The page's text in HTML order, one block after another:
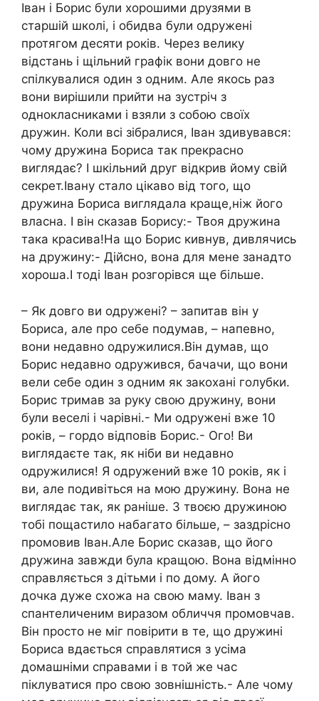
Іван і Борис були хорошими друзями в
старшій школі, і обидва були одружені
протягом десяти років. Через велику
відстань і щільний графік вони довго не
спілкувалися один з одним. Але якось раз
вони вирішили прийти на зустріч з
однокласниками і взяли з собою своїх
дружин. Коли всі зібралися, Іван здивувався:
чому дружина Бориса так прекрасно
виглядає? І шкільний друг відкрив йому свій
секрет.Івану стало цікаво від того, що
дружина Бориса виглядала краще,ніж його
власна. І він сказав Борису:- Твоя дружина
така красива!На що Борис кивнув, дивлячись
на дружину:- Дійсно, вона для мене занадто
хороша.І тоді Іван розгорівся ще більше.
– Як довго ви одружені? – запитав він у
Бориса, але про себе подумав, – напевно,
вони недавно одружилися.Він думав, що
Борис недавно одружився, бачачи, що вони
вели себе один з одним як закохані голубки.
Борис тримав за руку свою дружину, вони
були веселі і чарівні.- Ми одружені вже 10
років, – гордо відповів Борис.- Ого! Ви
виглядаєте так, як ніби ви недавно
одружилися! Я одружений вже 10 років, як і
ви, але подивіться на мою дружину. Вона не
виглядає так, як раніше. З твоєю дружиною
тобі пощастило набагато більше, – заздрісно
промовив Іван.Але Борис сказав, що його
дружина завжди була кращою. Вона відмінно
справляється з дітьми і по дому. A його
дочка дуже схожа на свою маму. Іван з
спантеличеним виразом обличчя промовчав.
Він просто не міг повірити в те, що дружині
Бориса вдається справлятися з усіма
домашніми справами і в той же час
піклуватися про свою зовнішність.- Але чому